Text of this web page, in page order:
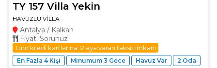
TY 157 Villa Yekin
HAVUZLU VİLLA
Antalya / Kalkan
Fiyatı Sorunuz
Tüm kredi kartlarına 12 aya varan taksit imkanı
En Fazla 4 Kişi Minumum 3 Gece Havuz Var 2 Oda